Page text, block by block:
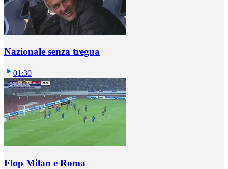
Nazionale senza tregua
01:30
Flop Milan e Roma